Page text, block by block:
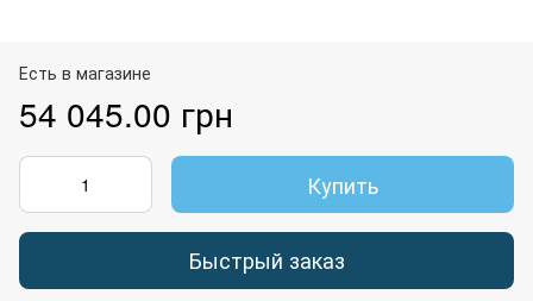
Есть в магазине
54 045.00 грн
Купить
Быстрый заказ